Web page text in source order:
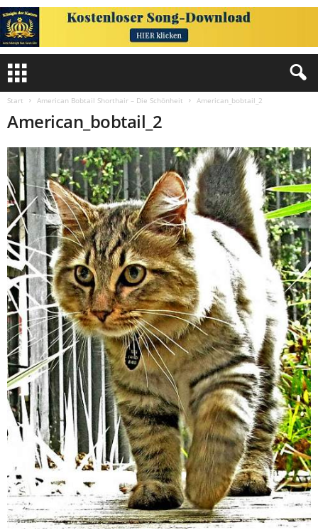
Start American Bobtail Shorthair – Die Schönheit American_bobtail_2
American_bobtail_2